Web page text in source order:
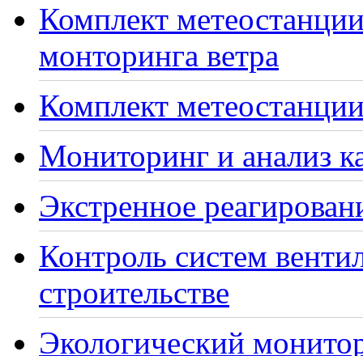
Комплект
монторинга ветра
Комплект
Мониторинг и анализ
Экстренное
Контроль систем
строительстве
Экологический